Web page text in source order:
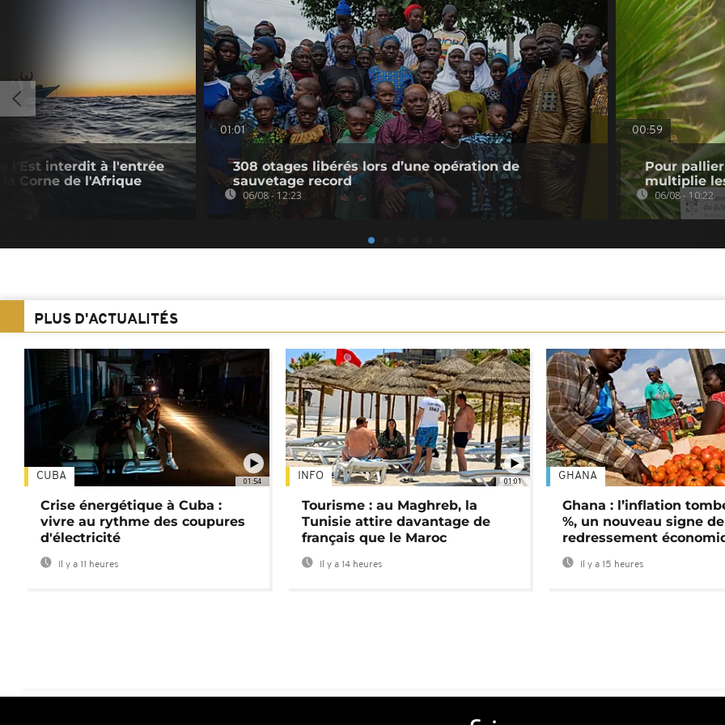
l'Est interdit à l'entrée
Corne de l'Afrique
01:01
308 otages libérés lors d’une opération de
sauvetage record
06/08 - 12:23
00:59
Pour pallier
multiplie
06/08 - 10:22
PLUS D'ACTUALITÉS
01:54
CUBA
Crise énergétique à Cuba :
vivre au rythme des coupures
d'électricité
Il y a 11 heures
01:01
INFO
Tourisme : au Maghreb, la
Tunisie attire davantage de
français que le Maroc
Il y a 14 heures
GHANA
Ghana : l’inflation
%, un nouveau signe de
redressement
Il y a 15 heures